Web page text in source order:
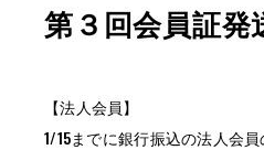
第３回会員証発
【法人会員】
1/15までに銀行振込の法人会